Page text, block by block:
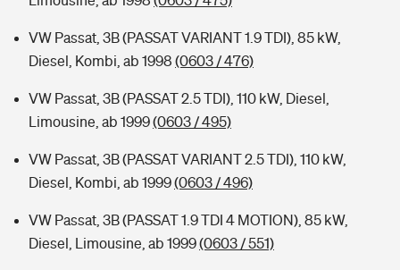
VW Passat, 3B (PASSAT VARIANT 1.9 TDI), 85 kW,
Diesel, Kombi, ab 1998 (0603 / 476)
VW Passat, 3B (PASSAT 2.5 TDI), 110 kW, Diesel,
Limousine, ab 1999(0603 / 495)
VW Passat, 3B (PASSAT VARIANT 2.5 TDI), 110 kW,
Diesel, Kombi, ab 1999(0603 / 496)
VW Passat, 3B (PASSAT 1.9 TDI 4 MOTION), 85 kW,
Diesel, Limousine, ab 1999(0603 / 551)